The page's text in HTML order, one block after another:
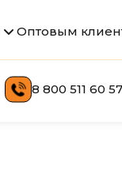
Оптовым
8 800 511 60 57